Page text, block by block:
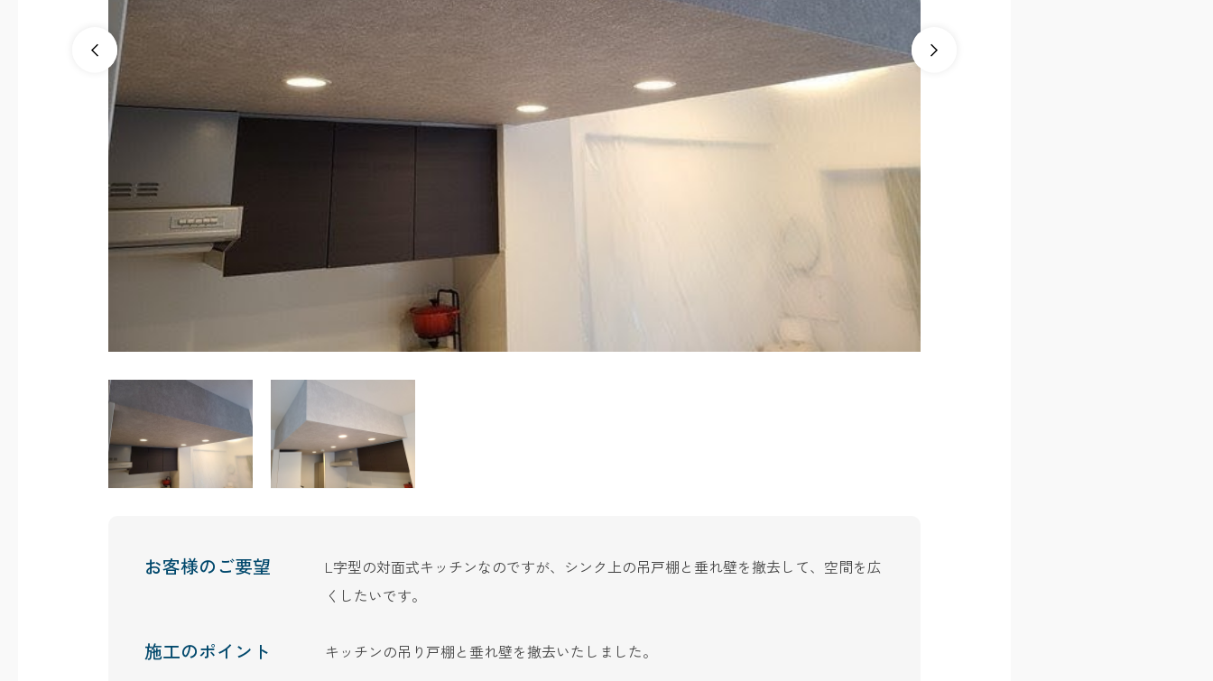
お客様のご要望
L字型の対面式キッチンなのですが、シンク上の吊戸棚と垂れ壁を撤去して、空間を広
くしたいです。
施工のポイント キッチンの吊り戸棚と垂れ壁を撤去いたしました。